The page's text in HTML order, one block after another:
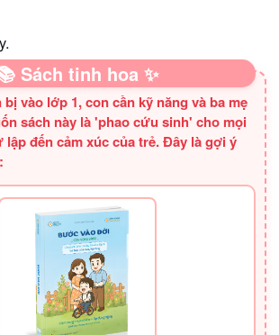
Sách tinh hoa ✨
vào lớp 1, con cần kỹ năng và ba mẹ
sách này là 'phao cứu sinh' cho mọi
đến cảm xúc của trẻ. Đây là gợi ý